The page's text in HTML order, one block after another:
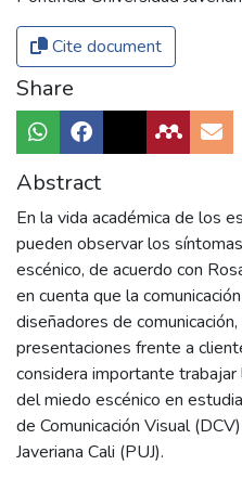
Cite document
Share
Abstract
En la vida académica de los
pueden observar los
escénico, de acuerdo con
en cuenta que la
diseñadores de
presentaciones frente a
considera importante
del miedo escénico en
de Comunicación Visual
Javeriana Cali (PUJ).